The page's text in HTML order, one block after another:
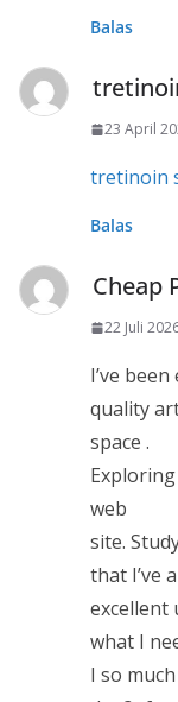
Balas
23 April
tretinoin
Balas
Cheap
22 Juli
I’ve
quality
space .
web
site.
that I’ve
excellent
what I
I so